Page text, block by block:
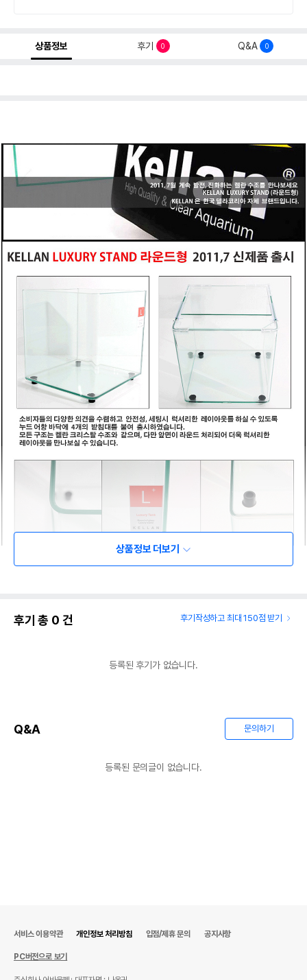
상품정보 후기 0 Q&A 0
제조자,수입품의 경우
수입자를 함께 표기
상품정보 더보기
후기 총 0 건 후기작성하고 최대 150점 받기
등록된 후기가 없습니다.
Q&A 문의하기
등록된 문의글이 없습니다.
서비스 이용약관 개인정보 처리방침 입점/제휴 문의 공지사항
PC버전으로 보기